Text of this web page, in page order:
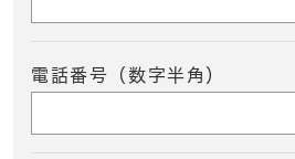
電話番号（数字半角）